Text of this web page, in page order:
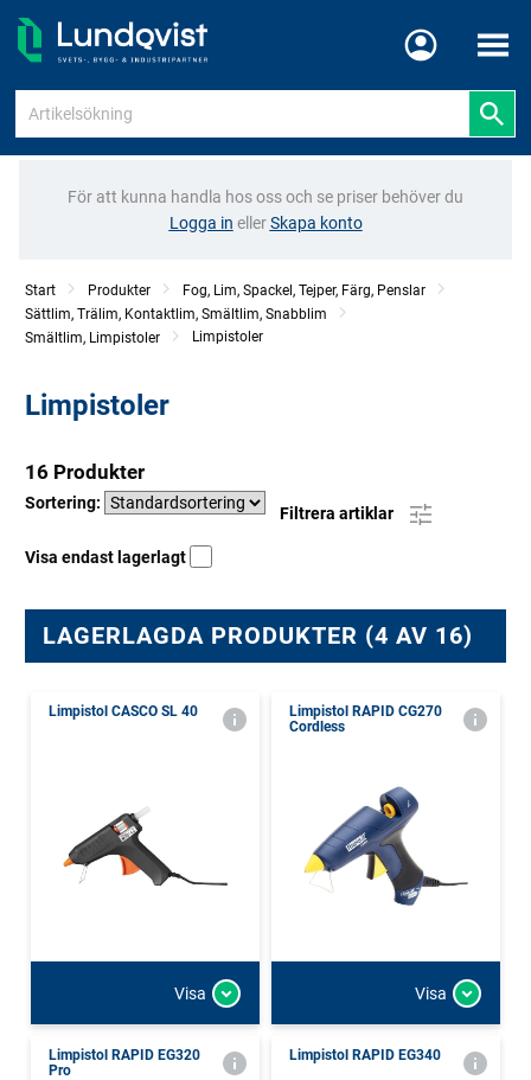
Meny
För att kunna handla hos oss och se priser behöver du
Logga in ellerSkapa konto
Start Produkter
Fog, Lim, Spackel, Tejper, Färg, Penslar
Sättlim, Trälim, Kontaktlim, Smältlim, Snabblim
Smältlim, Limpistoler
Limpistoler
Limpistoler
16 Produkter
Sortering:
Filtrera artiklar
Visa endast lagerlagt
LAGERLAGDA PRODUKTER (4 AV 16)
Limpistol CASCO SL 40
Visa
Limpistol RAPID CG270
Cordless
Visa
Limpistol RAPID EG320
Pro
Limpistol RAPID EG340